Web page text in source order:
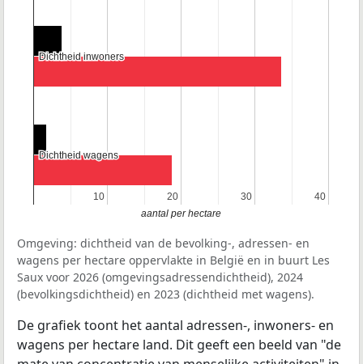
10
10 20
20 30
30 40
40
Dichtheid inwoners
Dichtheid inwoners
Dichtheid wagens
Dichtheid wagens
aantal per hectare
Omgeving: dichtheid van de bevolking-, adressen- en
wagens per hectare oppervlakte in België en in buurt Les
Saux voor 2026 (omgevingsadressendichtheid), 2024
(bevolkingsdichtheid) en 2023 (dichtheid met wagens).
De grafiek toont het aantal adressen-, inwoners- en
wagens per hectare land. Dit geeft een beeld van "de